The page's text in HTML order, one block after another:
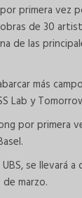
primera
de 30
de las
más
Lab y
por
se llevará
marzo.